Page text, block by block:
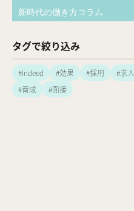
新時代の働き方コラム
タグで絞り込み
#Indeed #効果 #採用 #求人
#育成
#面接